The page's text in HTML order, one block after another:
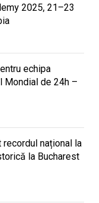
2025, 21–23
echipa
Mondial de 24h –
recordul național la
la Bucharest